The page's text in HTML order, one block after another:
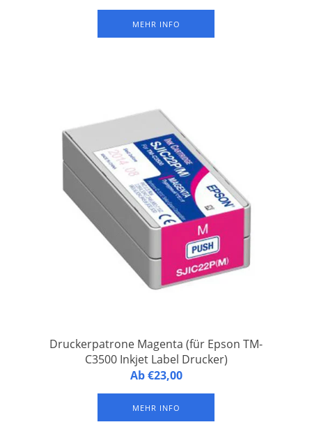
MEHR INFO
Druckerpatrone Magenta (für Epson TM-
C3500 Inkjet Label Drucker)
Druckerpatrone Magenta TM-C3500 Magenta (für Epson TM-
(wasserfest)
Ab €23,00
MEHR INFO